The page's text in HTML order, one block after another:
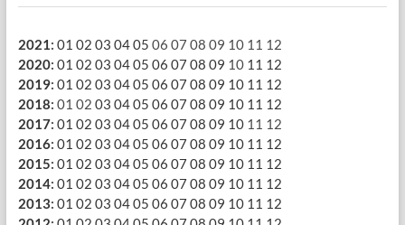
2021: 01 02 03 0405 06 07 08 09 10 11 12
2020: 01 02 03 0405 06 07 08 09 10 11 12
2019: 01 02 03 0405 06 07 08 09 10 11 12
2018: 01 02 03 0405 06 07 08 09 10 11 12
2017: 01 02 03 0405 06 07 08 09 10 11 12
2016: 01 02 03 0405 06 07 08 09 10 11 12
2015: 01 02 03 0405 06 07 08 09 10 11 12
2014: 01 02 03 0405 06 07 08 09 10 11 12
2013: 01 02 03 0405 06 07 08 09 10 11 12